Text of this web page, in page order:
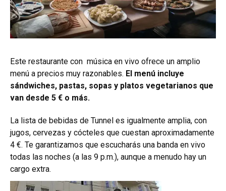
Este restaurante con música en vivo ofrece un amplio
menú a precios muy razonables. El menú incluye
sándwiches, pastas, sopas y platos vegetarianos que
van desde 5 € o más.
La lista de bebidas de Tunnel es igualmente amplia, con
jugos, cervezas y cócteles que cuestan aproximadamente
4 €. Te garantizamos que escucharás una banda en vivo
todas las noches (a las 9 p.m.), aunque a menudo hay un
cargo extra.